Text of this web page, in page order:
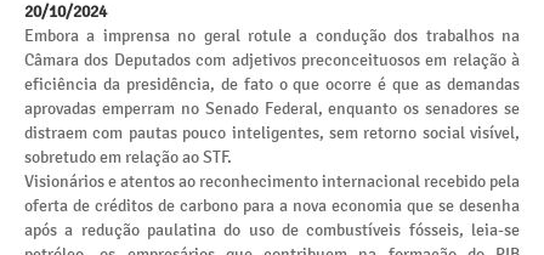
20/10/2024
Embora a imprensa no geral rotule a condução dos trabalhos na
Câmara dos Deputados com adjetivos preconceituosos em relação à
eficiência da presidência, de fato o que ocorre é que as demandas
aprovadas emperram no Senado Federal, enquanto os senadores se
distraem com pautas pouco inteligentes, sem retorno social visível,
sobretudo em relação ao STF.
Visionários e atentos ao reconhecimento internacional recebido pela
oferta de créditos de carbono para a nova economia que se desenha
após a redução paulatina do uso de combustíveis fósseis, leia-se